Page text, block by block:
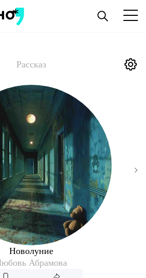
Рассказ
Новолуние
Абрамова